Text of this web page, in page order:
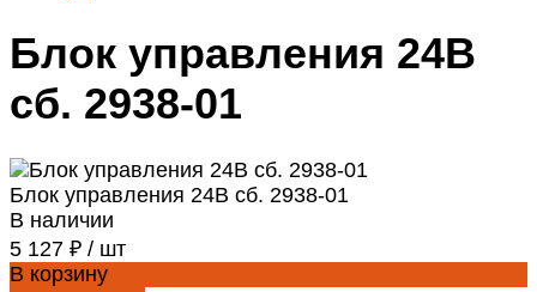
Блок управления 24В
сб. 2938-01
Блок управления 24В сб. 2938-01
В наличии
5 127 ₽ / шт
В корзину